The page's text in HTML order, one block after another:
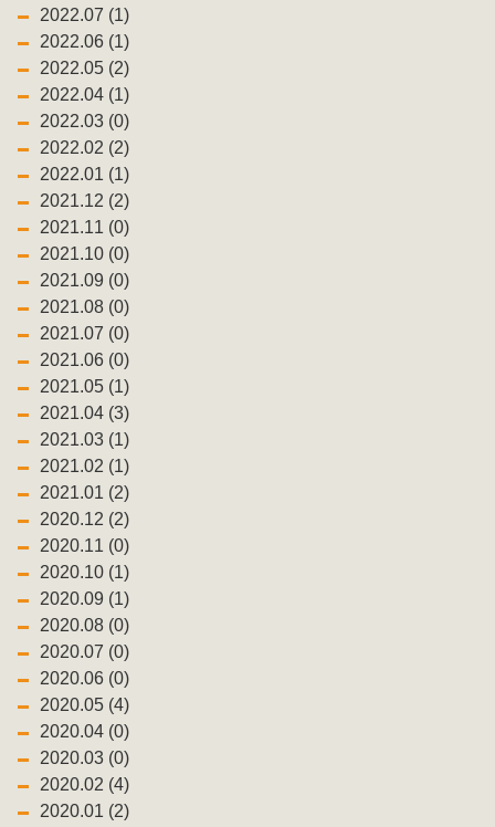
2022.07 (1)
2022.06 (1)
2022.05 (2)
2022.04 (1)
2022.03 (0)
2022.02 (2)
2022.01 (1)
2021.12 (2)
2021.11 (0)
2021.10 (0)
2021.09 (0)
2021.08 (0)
2021.07 (0)
2021.06 (0)
2021.05 (1)
2021.04 (3)
2021.03 (1)
2021.02 (1)
2021.01 (2)
2020.12 (2)
2020.11 (0)
2020.10 (1)
2020.09 (1)
2020.08 (0)
2020.07 (0)
2020.06 (0)
2020.05 (4)
2020.04 (0)
2020.03 (0)
2020.02 (4)
2020.01 (2)